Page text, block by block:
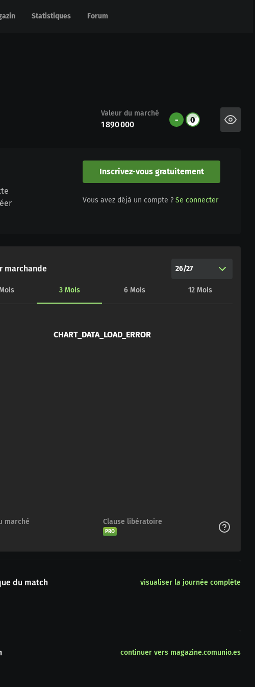
Statistiques Forum
Statistiques Forum
Valeur du marché
1 890 000 - 0
Inscrivez-vous gratuitement
Vous avez déjà un compte ? Se connecter
marchande 26/27
3 Mois 6 Mois 12 Mois
CHART_DATA_LOAD_ERROR
marché Clause libératoire
PRO
du match visualiser la journée complète
continuer vers magazine.comunio.es